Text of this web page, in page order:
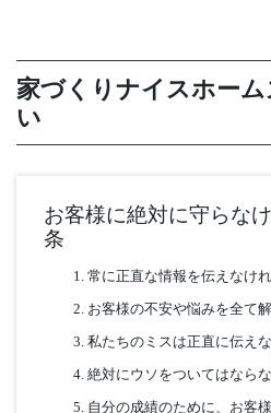
お客様の思いをカタチにする、
み事や心配事、工事中の追加や
テリアをご提供いたします。